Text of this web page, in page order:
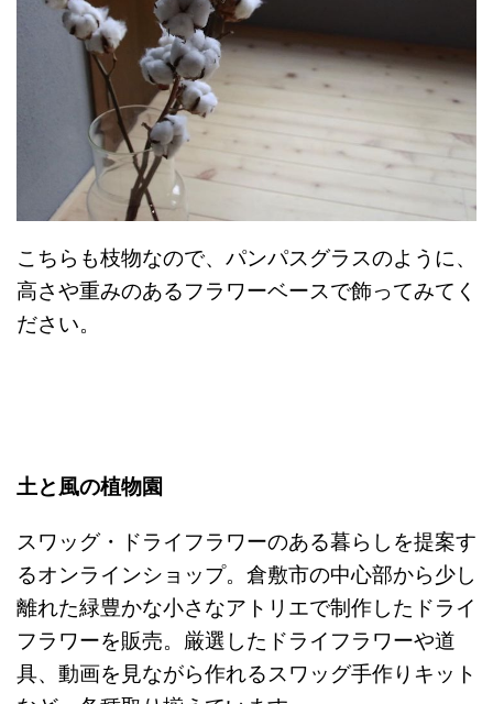
こちらも枝物なので、パンパスグラスのように、
高さや重みのあるフラワーベースで飾ってみてく
ださい。
土と風の植物園
スワッグ・ドライフラワーのある暮らしを提案す
るオンラインショップ。倉敷市の中心部から少し
離れた緑豊かな小さなアトリエで制作したドライ
フラワーを販売。厳選したドライフラワーや道
具、動画を見ながら作れるスワッグ手作りキット